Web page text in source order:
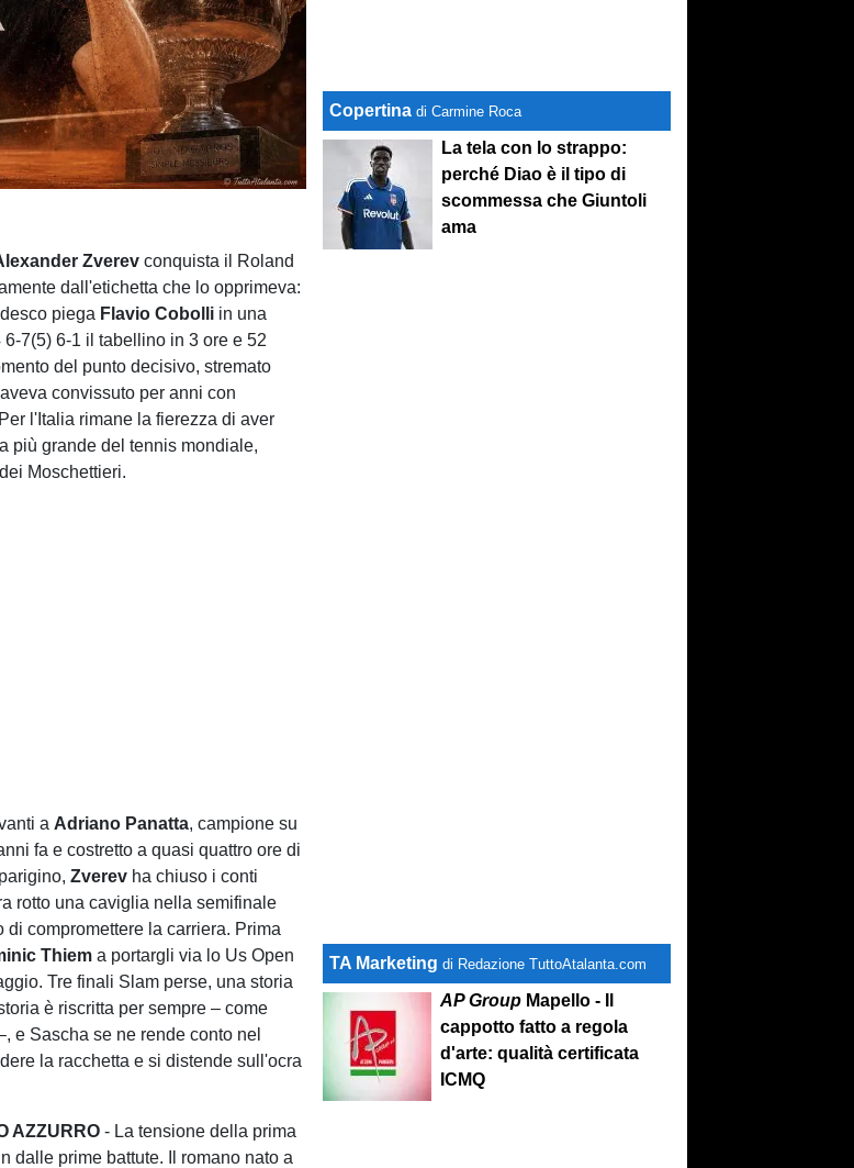
Zverev conquista il Roland
dall'etichetta che lo opprimeva:
piega Flavio Cobolli in una
7(5) 6-1 il tabellino in 3 ore e 52
del punto decisivo, stremato
convissuto per anni con
l'Italia rimane la fierezza di aver
più grande del tennis mondiale,
Moschettieri.
a Adriano Panatta, campione su
fa e costretto a quasi quattro ore di
Zverev ha chiuso i conti
rotto una caviglia nella semifinale
di compromettere la carriera. Prima
Thiem a portargli via lo Us Open
Tre finali Slam perse, una storia
è riscritta per sempre – come
e Sascha se ne rende conto nel
la racchetta e si distende sull'ocra
AZZURRO - La tensione della prima
dalle prime battute. Il romano nato a
Copertina di Carmine Roca
La tela con lo strappo:
perché Diao è il tipo di
scommessa che Giuntoli
ama
TA Marketing di Redazione TuttoAtalanta.com
AP Group Mapello - Il
cappotto fatto a regola
d'arte: qualità certificata
ICMQ